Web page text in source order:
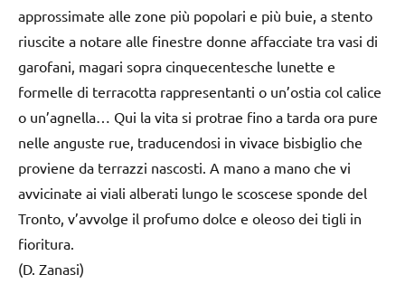
approssimate alle zone più popolari e più buie, a stento
riuscite a notare alle finestre donne affacciate tra vasi di
garofani, magari sopra cinquecentesche lunette e
formelle di terracotta rappresentanti o un’ostia col calice
o un’agnella… Qui la vita si protrae fino a tarda ora pure
nelle anguste rue, traducendosi in vivace bisbiglio che
proviene da terrazzi nascosti. A mano a mano che vi
avvicinate ai viali alberati lungo le scoscese sponde del
Tronto, v’avvolge il profumo dolce e oleoso dei tigli in
fioritura.
(D. Zanasi)